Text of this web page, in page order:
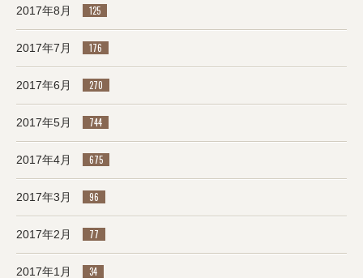
2017年8月 125
2017年7月 176
2017年6月 270
2017年5月 744
2017年4月 675
2017年3月 96
2017年2月 77
2017年1月 34